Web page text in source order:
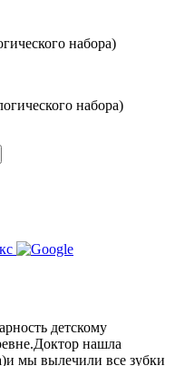
набора)
набора)
детскому
нашла
мы вылечили все зубки